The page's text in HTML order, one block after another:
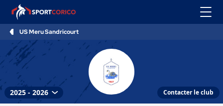
US Meru Sandricourt
Contacter le club